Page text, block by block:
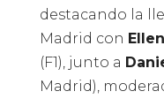
destacando la
Madrid con
(F1), junto a
Madrid),